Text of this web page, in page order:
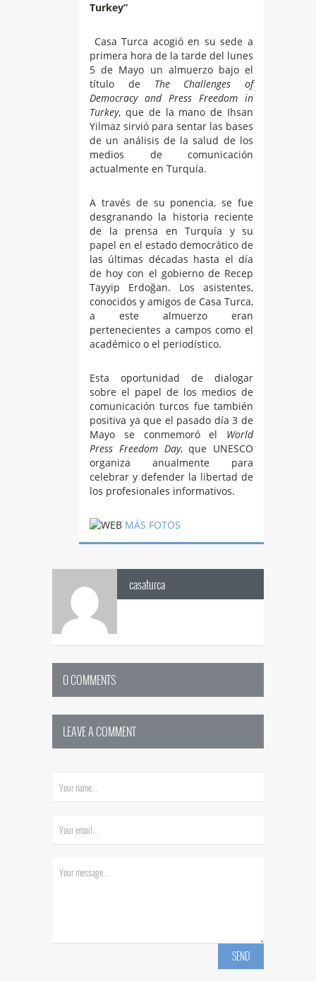
Turkey”
Casa Turca acogió en su sede a
primera hora de la tarde del lunes
5 de Mayo un almuerzo bajo el
título de The Challenges of
Democracy and Press Freedom in
Turkey, que de la mano de Ihsan
Yilmaz sirvió para sentar las bases
de un análisis de la salud de los
medios de comunicación
actualmente en Turquía.
A través de su ponencia, se fue
desgranando la historia reciente
de la prensa en Turquía y su
papel en el estado democrático de
las últimas décadas hasta el día
de hoy con el gobierno de Recep
Tayyip Erdoğan. Los asistentes,
conocidos y amigos de Casa Turca,
a este almuerzo eran
pertenecientes a campos como el
académico o el periodístico.
Esta oportunidad de dialogar
sobre el papel de los medios de
comunicación turcos fue también
positiva ya que el pasado día 3 de
Mayo se conmemoró el World
Press Freedom Day, que UNESCO
organiza anualmente para
celebrar y defender la libertad de
los profesionales informativos.
MÁS FOTOS
casaturca
0 COMMENTS
LEAVE A COMMENT